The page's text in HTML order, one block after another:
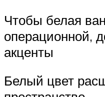
Чтобы белая
операционной,
акценты
Белый цвет